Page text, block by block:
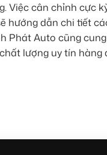
Việc cân chỉnh cực
hướng dẫn chi tiết
Phát Auto cũng
lượng uy tín hàng